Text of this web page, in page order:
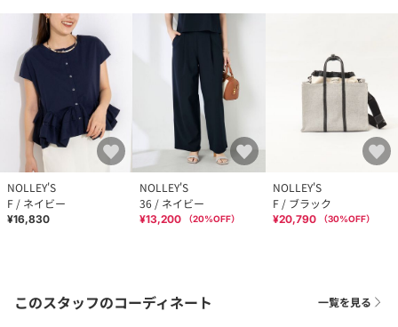
NOLLEY'S
F / ネイビー
¥16,830
NOLLEY'S
36 / ネイビー
¥13,200 （20%OFF）
NOLLEY'S
F / ブラック
¥20,790 （30%OFF）
このスタッフのコーディネート 一覧を見る